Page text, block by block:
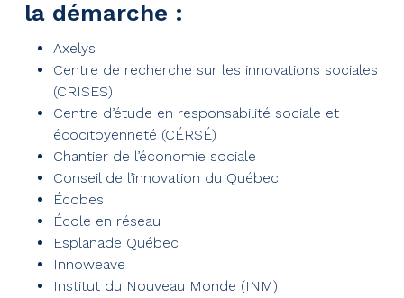
la démarche :
Axelys
Centre de recherche sur les innovations sociales
(CRISES)
Centre d’étude en responsabilité sociale et
écocitoyenneté (CÉRSÉ)
Chantier de l’économie sociale
Conseil de l’innovation du Québec
Écobes
École en réseau
Esplanade Québec
Innoweave
Institut du Nouveau Monde (INM)